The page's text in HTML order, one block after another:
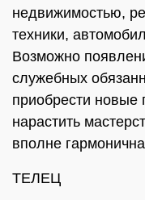
недвижимостью,
техники,
Возможно
служебных
приобрести новые
нарастить
вполне
ТЕЛЕЦ